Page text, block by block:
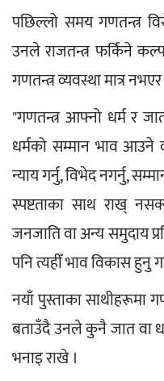
पछिल्लो समय गणतन्त्र
उनले राजतन्त्र फर्किने
गणतन्त्र व्यवस्था मात्र
"गणतन्त्र आफ्नो धर्म र
धर्मको सम्मान भाव आउने
न्याय गर्नु, विभेद नगर्नु,
स्पष्टताका साथ राख्
जनजाति वा अन्य समुदाय
पनि त्यहीँ भाव विकास हुनु
नयाँ पुस्ताका साथीहरूमा
बताउँदै उनले कुनै जात वा
भनाइ राखे ।